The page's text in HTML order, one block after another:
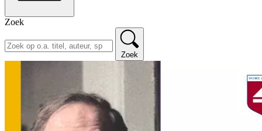
Zoek
Zoek